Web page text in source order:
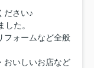
ださい♪
た。
フォームなど全般
おいしいお店など